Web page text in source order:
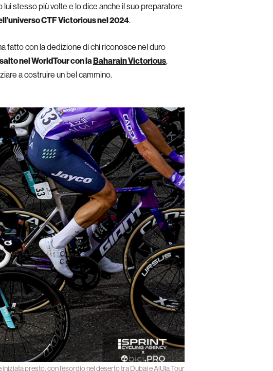
stesso più volte e lo dice anche il suo preparatore
CTF Victorious nel 2024.
fatto con la dedizione di chi riconosce nel duro
nel WorldTour con laBaharain Victorious,
a costruire un bel cammino.
presto, con l’esordio nel deserto tra Dubai e AlUla Tour